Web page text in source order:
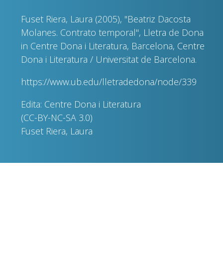
Fuset Riera, Laura (2005), "Beatriz Dacosta
Molanes. Contrato temporal", Lletra de Dona
in Centre Dona i Literatura, Barcelona, Centre
Dona i Literatura / Universitat de Barcelona.
https://www.ub.edu/lletradedona/node/339
Edita: Centre Dona i Literatura
(CC-BY-NC-SA 3.0)
Fuset Riera, Laura